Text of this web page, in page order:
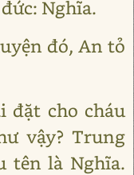
Nghĩa.
đó, An tỏ
đặt cho cháu
vậy? Trung
tên là Nghĩa.